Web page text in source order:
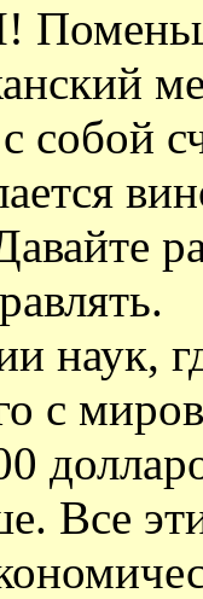
собой
наук,
с
Все